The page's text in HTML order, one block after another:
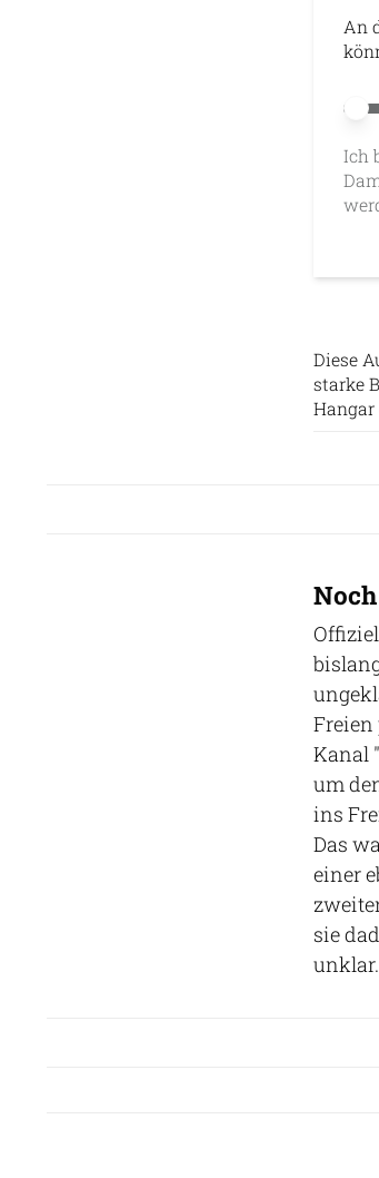
An
Ich
Diese
starke
Freien
Kanal
um
ins
Das
einer
sie
unklar.